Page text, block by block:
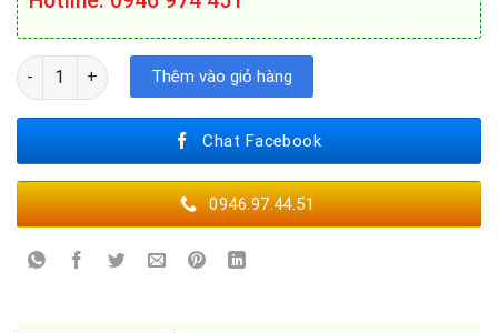
BẾP TỪ KAFF KF-FL366II số lượng
Thêm vào giỏ hàng
Chat Facebook
0946.97.44.51